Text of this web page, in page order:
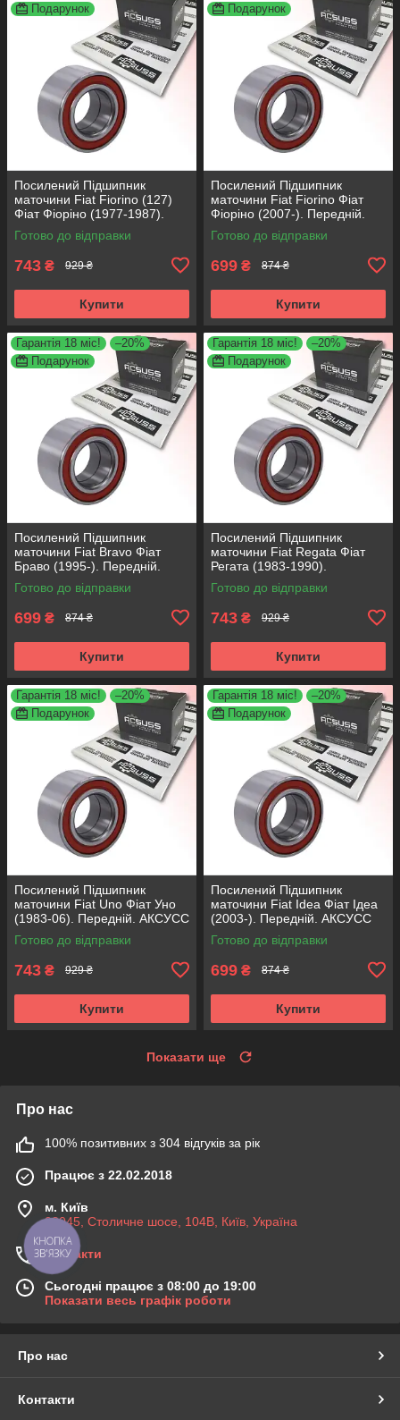
Подарунок
Посилений Підшипник
маточини Fiat Fiorino (127)
Фіат Фіоріно (1977-1987).
Передній. АКСУСС Корея!
VKBA1410 , R182.60 ,
Готово до відправки
743 ₴ 929 ₴
Купити
Подарунок
Посилений Підшипник
маточини Fiat Fiorino Фіат
Фіоріно (2007-). Передній.
АКСУСС Корея! VKBA3538 ,
R158.44 , 713690750
Готово до відправки
699 ₴ 874 ₴
Купити
Гарантія 18 міс!
–20%
Подарунок
Посилений Підшипник
маточини Fiat Bravo Фіат
Браво (1995-). Передній.
АКСУСС Корея! VKBA3538 ,
R158.44 , 713690750
Готово до відправки
699 ₴ 874 ₴
Купити
Гарантія 18 міс!
–20%
Подарунок
Посилений Підшипник
маточини Fiat Regata Фіат
Регата (1983-1990).
Передній. АКСУСС Корея!
VKBA1410 , R182.60 ,
Готово до відправки
743 ₴ 929 ₴
Купити
Гарантія 18 міс!
–20%
Подарунок
Посилений Підшипник
маточини Fiat Uno Фіат Уно
(1983-06). Передній. АКСУСС
Корея! VKBA1410 , R182.60 ,
713696100
Готово до відправки
743 ₴ 929 ₴
Купити
Гарантія 18 міс!
–20%
Подарунок
Посилений Підшипник
маточини Fiat Idea Фіат Ідеа
(2003-). Передній. АКСУСС
Корея! VKBA3538 , R158.44 ,
713690750
Готово до відправки
699 ₴ 874 ₴
Купити
Показати ще
Про нас
100% позитивних з 304 відгуків за рік
Працює з 22.02.2018
м. Київ
03045, Столичне шосе, 104B, Київ, Україна
Контакти
Сьогодні працює з 08:00 до 19:00
Показати весь графік роботи
Про нас
Контакти
КНОПКА
ЗВ'ЯЗКУ